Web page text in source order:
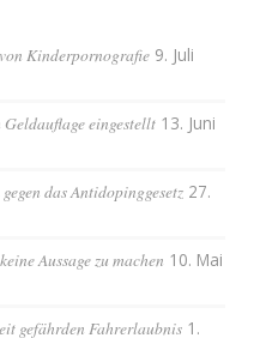
Kinderpornografie 9. Juli
Geldauflage eingestellt 13. Juni
das Antidopinggesetz 27.
Aussage zu machen 10. Mai
gefährden Fahrerlaubnis 1.